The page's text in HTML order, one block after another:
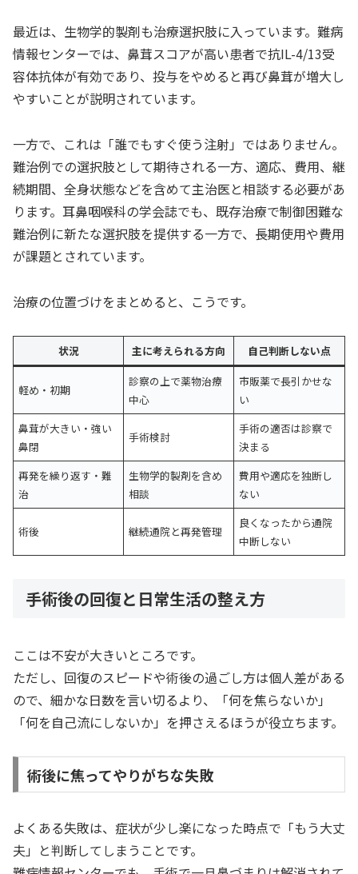
最近は、生物学的製剤も治療選択肢に入っています。難病
情報センターでは、鼻茸スコアが高い患者で抗IL-4/13受
容体抗体が有効であり、投与をやめると再び鼻茸が増大し
やすいことが説明されています。
一方で、これは「誰でもすぐ使う注射」ではありません。
難治例での選択肢として期待される一方、適応、費用、継
続期間、全身状態などを含めて主治医と相談する必要があ
ります。耳鼻咽喉科の学会誌でも、既存治療で制御困難な
難治例に新たな選択肢を提供する一方で、長期使用や費用
が課題とされています。
治療の位置づけをまとめると、こうです。
状況 主に考えられる方向 自己判断しない点
軽め・初期
診察の上で薬物治療
中心
市販薬で長引かせな
い
鼻茸が大きい・強い
鼻閉
手術検討
手術の適否は診察で
決まる
再発を繰り返す・難
治
生物学的製剤を含め
相談
費用や適応を独断し
ない
術後 継続通院と再発管理
良くなったから通院
中断しない
手術後の回復と日常生活の整え方
ここは不安が大きいところです。
ただし、回復のスピードや術後の過ごし方は個人差がある
ので、細かな日数を言い切るより、「何を焦らないか」
「何を自己流にしないか」を押さえるほうが役立ちます。
術後に焦ってやりがちな失敗
よくある失敗は、症状が少し楽になった時点で「もう大丈
夫」と判断してしまうことです。